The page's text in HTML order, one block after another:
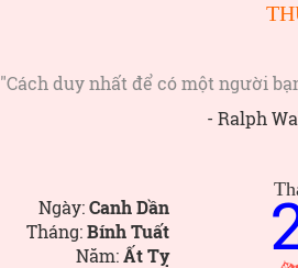
"Cách duy nhất để có một người
- Ralph
Ngày:Canh Dần
Tháng:Bính Tuất
Năm:Ất Tỵ